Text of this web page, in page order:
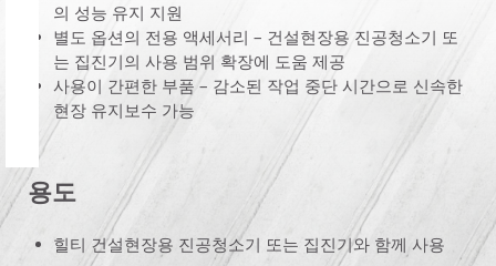
의 성능 유지 지원
별도 옵션의 전용 액세서리 – 건설현장용 진공청소기 또
는 집진기의 사용 범위 확장에 도움 제공
사용이 간편한 부품 – 감소된 작업 중단 시간으로 신속한
현장 유지보수 가능
용도
힐티 건설현장용 진공청소기 또는 집진기와 함께 사용